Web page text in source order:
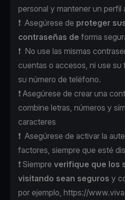
personal y mantener un perfil
❗ ️ Asegúrese de proteger
contraseñas de forma
❗ ️ No use las mismas
cuentas o accesos, ni use su
su número de teléfono.
❗️ Asegúrese de crear una
combine letras, números y
caracteres
❗ ️ Asegúrese de activar la
factores, siempre que esté
❗️ Siempre verifique que los
visitando sean seguros y
por ejemplo, https://